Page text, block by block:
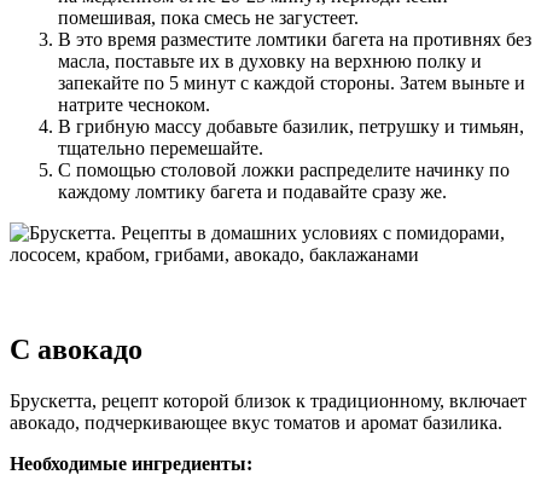
помешивая, пока смесь не загустеет.
В это время разместите ломтики багета на противнях без
масла, поставьте их в духовку на верхнюю полку и
запекайте по 5 минут с каждой стороны. Затем выньте и
натрите чесноком.
В грибную массу добавьте базилик, петрушку и тимьян,
тщательно перемешайте.
С помощью столовой ложки распределите начинку по
каждому ломтику багета и подавайте сразу же.
С авокадо
Брускетта, рецепт которой близок к традиционному, включает
авокадо, подчеркивающее вкус томатов и аромат базилика.
Необходимые ингредиенты: